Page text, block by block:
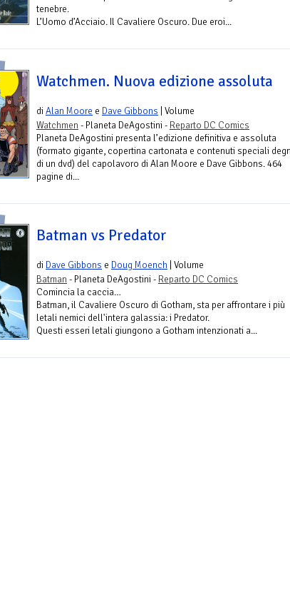
tenebre.
L’Uomo d’Acciaio. Il Cavaliere Oscuro. Due eroi...
Watchmen. Nuova edizione assoluta
diAlan Moore e Dave Gibbons | Volume
Watchmen - Planeta DeAgostini - Reparto DC Comics
Planeta DeAgostini presenta l’edizione definitiva e assoluta
(formato gigante, copertina cartonata e contenuti speciali
di un dvd) del capolavoro di Alan Moore e Dave Gibbons. 464
pagine di...
Batman vs Predator
di Dave Gibbons e Doug Moench | Volume
Batman - Planeta DeAgostini - Reparto DC Comics
Comincia la caccia…
Batman, il Cavaliere Oscuro di Gotham, sta per affrontare i più
letali nemici dell'intera galassia: i Predator.
Questi esseri letali giungono a Gotham intenzionati a...